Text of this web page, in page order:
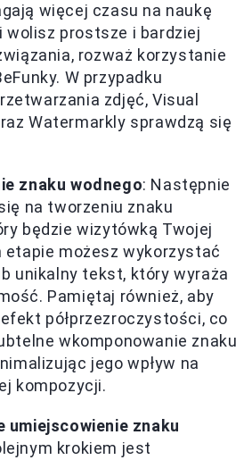
więcej czasu na naukę
wolisz prostsze i bardziej
rozważ korzystanie
W przypadku
zdjęć, Visual
Watermarkly sprawdzą się
znaku wodnego: Następnie
na tworzeniu znaku
będzie wizytówką Twojej
etapie możesz wykorzystać
unikalny tekst, który wyraża
Pamiętaj również, aby
półprzezroczystości, co
wkomponowanie znaku
jego wpływ na
kompozycji.
umiejscowienie znaku
krokiem jest